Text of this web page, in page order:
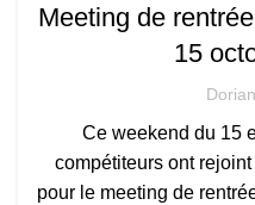
Meeting de
15
Ce weekend du 15
compétiteurs ont
pour le meeting de